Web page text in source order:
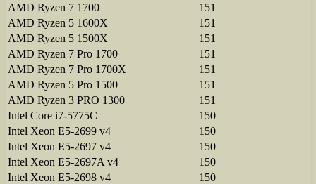
AMD Ryzen 7 1700
151
AMD Ryzen 5 1600X
151
AMD Ryzen 5 1500X
151
AMD Ryzen 7 Pro 1700
151
AMD Ryzen 7 Pro 1700X
151
AMD Ryzen 5 Pro 1500
151
AMD Ryzen 3 PRO 1300
151
Intel Core i7-5775C
150
Intel Xeon E5-2699 v4
150
Intel Xeon E5-2697 v4
150
Intel Xeon E5-2697A v4
150
Intel Xeon E5-2698 v4
150